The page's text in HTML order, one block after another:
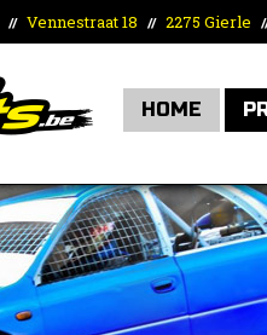
// Vennestraat 18 // 2275 Gierle
HOME